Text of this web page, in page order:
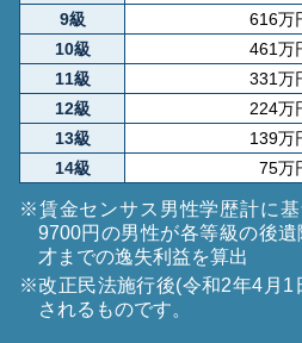
9級
616万
10級
461万
11級
331万
12級
224万
13級
139万
14級
75万
※賃金センサス男性学歴計に基づき、43才、年収560万
9700円の男性が各等級の後
才までの逸失利益を算出
※改正民法施行後(令和2年4月1日以降)の交通事故に適用
されるものです。